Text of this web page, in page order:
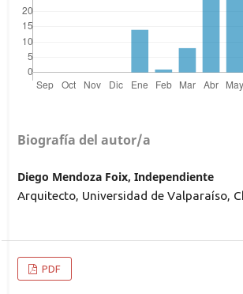
Biografía del autor/a
Diego Mendoza Foix, Independiente
Arquitecto, Universidad de Valparaíso,
PDF